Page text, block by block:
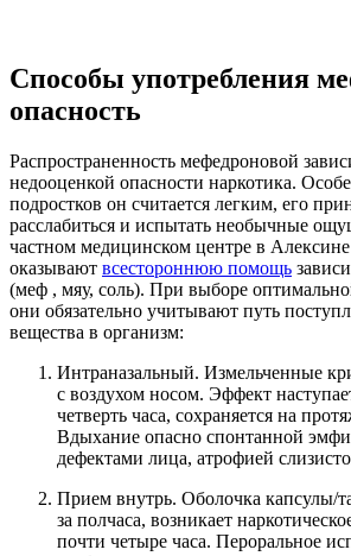
Способы употребления
опасность
Распространенность мефедроновой
недооценкой опасности наркотика.
подростков он считается легким, его
расслабиться и испытать необычные
частном медицинском центре в
оказывают всестороннюю помощь
(меф , мяу, соль). При выборе
они обязательно учитывают путь
вещества в организм:
Интраназальный. Измельченные
с воздухом носом. Эффект
четверть часа, сохраняется на
Вдыхание опасно спонтанной
дефектами лица, атрофией
Прием внутрь. Оболочка капсулы/
за полчаса, возникает
почти четыре часа. Пероральное